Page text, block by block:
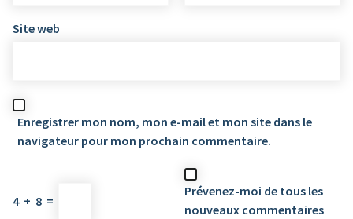
Site web
Enregistrer mon nom, mon e-mail et mon site dans le
navigateur pour mon prochain commentaire.
4 + 8 =
Prévenez-moi de tous les
nouveaux commentaires